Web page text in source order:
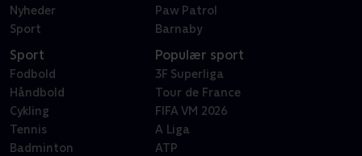
Nyheder
Sport
Paw Patrol
Barnaby
Sport
Fodbold
Håndbold
Cykling
Tennis
Badminton
Populær sport
3F Superliga
Tour de France
FIFA VM 2026
A Liga
ATP